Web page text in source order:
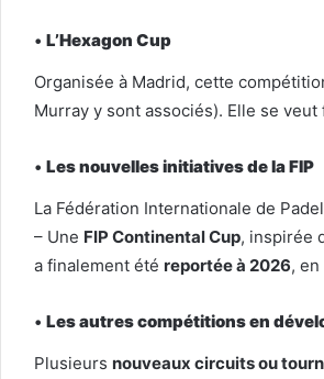
• L’Hexagon Cup
Organisée à Madrid, cette
Murray y sont associés). Elle se
• Les nouvelles initiatives de la FIP
La Fédération Internationale de
– Une FIP Continental Cup, inspirée
a finalement été reportée à 2026,
• Les autres compétitions en
Plusieurs nouveaux circuits ou